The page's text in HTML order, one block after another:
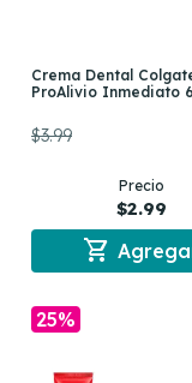
Crema Dental
ProAlivio Inmediato
$3.99
Precio
$2.99
shopping_cart
25%